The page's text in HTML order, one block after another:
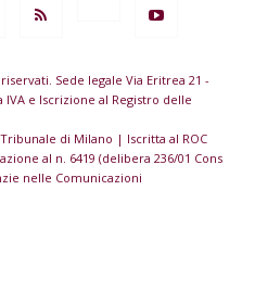
Sede legale Via Eritrea 21 -
e Iscrizione al Registro delle
di Milano | Iscritta al ROC
al n. 6419 (delibera 236/01 Cons
nelle Comunicazioni